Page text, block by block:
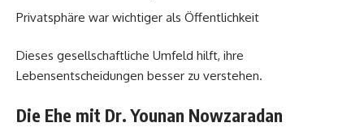
Privatsphäre war wichtiger als Öffentlichkeit
Dieses gesellschaftliche Umfeld hilft, ihre
Lebensentscheidungen besser zu verstehen.
Die Ehe mit Dr. Younan Nowzaradan